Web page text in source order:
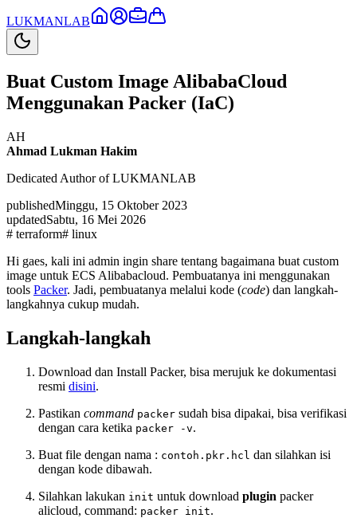
LUKMANLAB
Buat Custom Image AlibabaCloud
Menggunakan Packer (IaC)
AH
Ahmad Lukman Hakim
Dedicated Author of LUKMANLAB
publishedMinggu, 15 Oktober 2023
updatedSabtu, 16 Mei 2026
# terraform# linux
Hi gaes, kali ini admin ingin share tentang bagaimana buat custom
image untuk ECS Alibabacloud. Pembuatanya ini menggunakan
tools Packer. Jadi, pembuatanya melalui kode (code) dan langkah-
langkahnya cukup mudah.
Langkah-langkah
Download dan Install Packer, bisa merujuk ke dokumentasi
resmi disini.
Pastikan command packer sudah bisa dipakai, bisa verifikasi
dengan cara ketika packer -v.
Buat file dengan nama : contoh.pkr.hcl dan silahkan isi
dengan kode dibawah.
Silahkan lakukan init untuk download plugin packer
alicloud, command: packer init.